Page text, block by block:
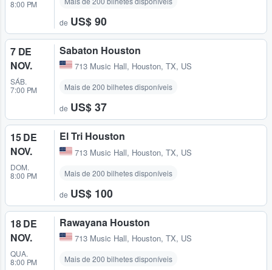
8:00 PM
de US$ 90
7 DE
NOV.
SÁB.
7:00 PM
Sabaton Houston
713 Music Hall, Houston, TX, US
Mais de 200 bilhetes disponíveis
de US$ 37
15 DE
NOV.
DOM.
8:00 PM
El Tri Houston
713 Music Hall, Houston, TX, US
Mais de 200 bilhetes disponíveis
de US$ 100
18 DE
NOV.
QUA.
8:00 PM
Rawayana Houston
713 Music Hall, Houston, TX, US
Mais de 200 bilhetes disponíveis